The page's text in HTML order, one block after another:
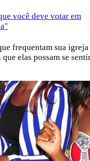
você deve votar em
frequentam sua igreja
elas possam se